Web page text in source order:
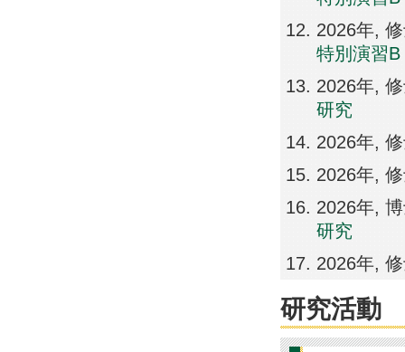
2026年,
特別演習B
2026年,
研究
2026年,
2026年,
2026年,
研究
2026年,
研究活動